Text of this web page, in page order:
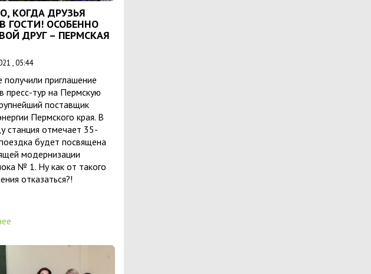
КОГДА ДРУЗЬЯ
ГОСТИ! ОСОБЕННО
ДРУГ – ПЕРМСКАЯ
, 05:44
получили приглашение
пресс-тур на Пермскую
поставщик
Пермского края. В
станция отмечает 35-
будет посвящена
модернизации
№ 1. Ну как от такого
отказаться?!